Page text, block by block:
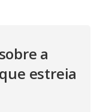
a
estreia